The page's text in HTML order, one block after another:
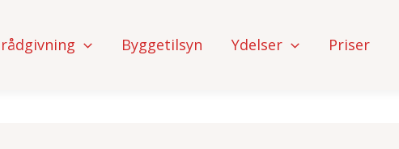
Byggetilsyn Ydelser Priser